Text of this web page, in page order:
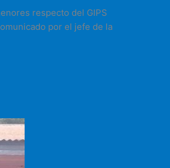
respecto del GIPS
por el jefe de la